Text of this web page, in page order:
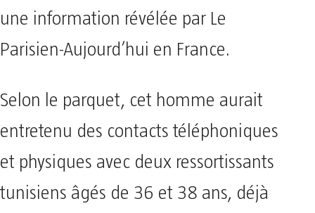
une information révélée par Le
Parisien-Aujourd’hui en France.
Selon le parquet, cet homme aurait
entretenu des contacts téléphoniques
et physiques avec deux ressortissants
tunisiens âgés de 36 et 38 ans, déjà